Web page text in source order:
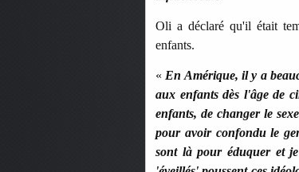
Oli a déclaré qu'il était
enfants.
« En Amérique, il y a
aux enfants dès l'âge de
enfants, de changer le
pour avoir confondu le
sont là pour éduquer et